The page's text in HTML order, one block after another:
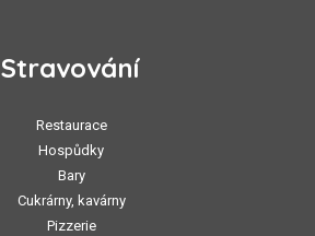
Stravování
Restaurace
Hospůdky
Bary
Cukrárny, kavárny
Pizzerie